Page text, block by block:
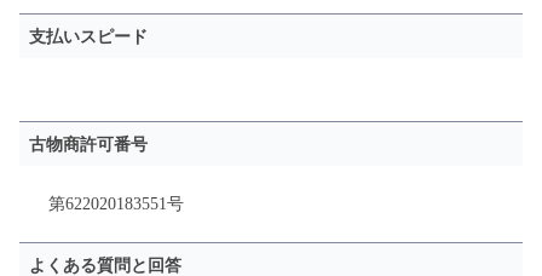
支払いスピード
古物商許可番号
第622020183551号
よくある質問と回答